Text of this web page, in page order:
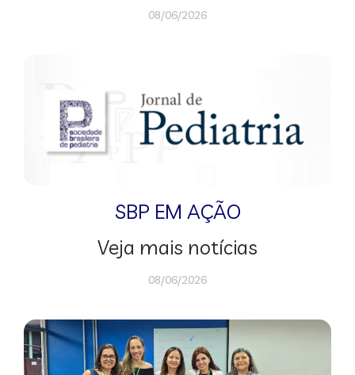
08/06/2026
SBP EM AÇÃO
Veja mais notícias
08/06/2026